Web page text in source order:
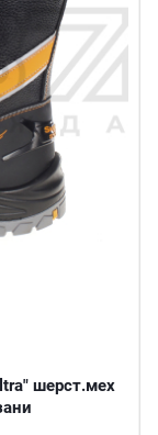
шерст.мех